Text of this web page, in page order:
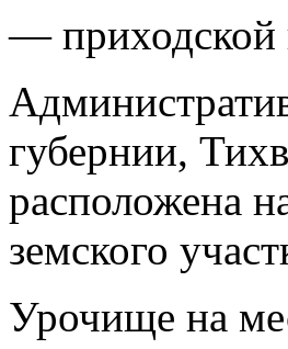
— приходской
губернии,
расположена
земского
Урочище на